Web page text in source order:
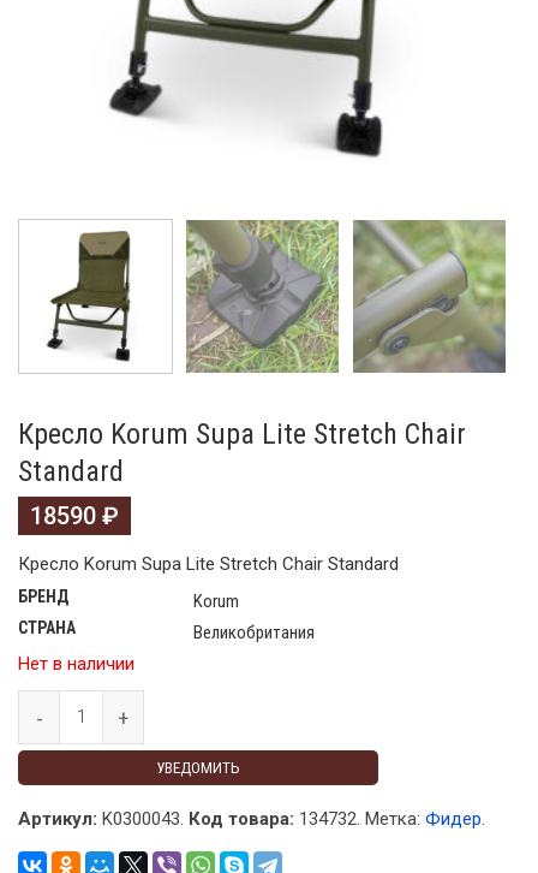
Кресло Korum Supa Lite Stretch Chair
Standard
18590 ₽
Кресло Korum Supa Lite Stretch Chair Standard
БРЕНД Korum
СТРАНА
Великобритания
Нет в наличии
УВЕДОМИТЬ
Артикул: K0300043. Код товара: 134732. Метка: Фидер.